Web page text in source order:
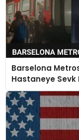
Barselona
Hastaneye Sevk